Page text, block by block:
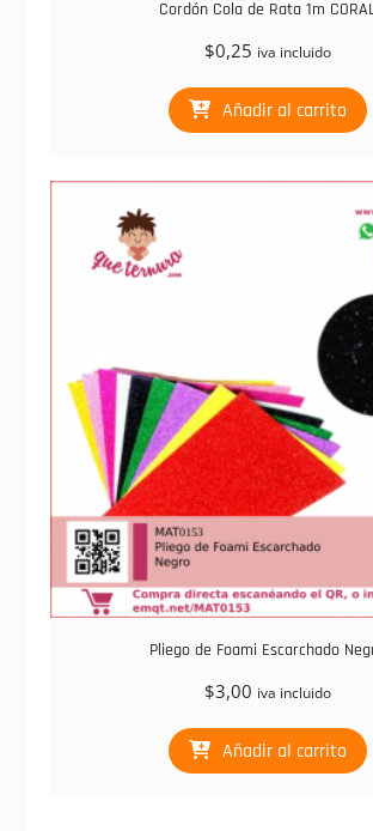
Cordón Cola de Rata 1m
$0,25 iva incluido
Añadir al carrito
Pliego de Foami Escarchado
$3,00 iva incluido
Añadir al carrito